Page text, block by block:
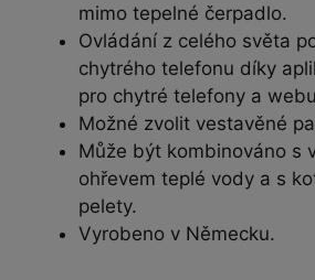
mimo tepelné čerpadlo.
Ovládání z celého světa
chytrého telefonu díky
pro chytré telefony a
Možné zvolit vestavěné
Může být kombinováno s
ohřevem teplé vody a s
pelety.
Vyrobeno v Německu.